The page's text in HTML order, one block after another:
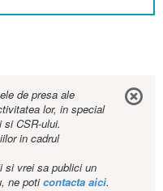
de presa ale
lor, in special
CSR-ului.
in cadrul
si vrei sa publici un
ne poticontacta aici.